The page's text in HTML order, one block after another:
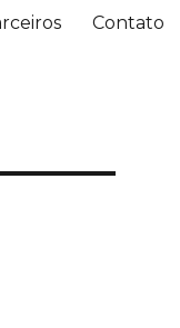
Contato